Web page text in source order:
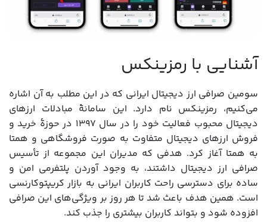
آشنایی با رمزینکس
سومین صرافی ارز دیجیتال ایرانی که در این مطلب به آن اشاره
می‌کنیم، رمزینکس نام دارد. این سامانۀ مبادلات ارزهای
دیجیتال محبوب فعالیت خود را در سال ۱۳۹۷ در حوزۀ خرید و
فروش ارزهای دیجیتال متفاوت به صورت فروشگاهی و همتا
به همتا آغاز کرد. هدفی که مدیران این مجموعه از تأسیس
صرافی ارز دیجیتال داشتند، به وجود آوردن پلتفرمی امن و
ساده برای دسترسی راحت کاربران ایرانی به بازار کریپتوکارنسی
است. همین هدف باعث شد تا هر روز بر ویژگی‌های این صرافی
افزوده شود و بتواند کاربران بیشتری را جذب کند.